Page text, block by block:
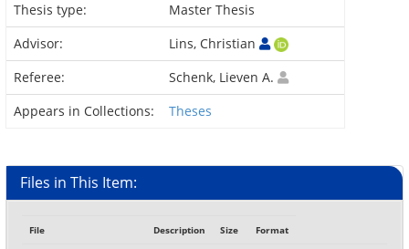
Thesis type:
Master Thesis
Advisor:
Lins, Christian
Referee:
Schenk, Lieven A.
Appears in Collections:
Theses
Files in This Item:
File Description Size Format